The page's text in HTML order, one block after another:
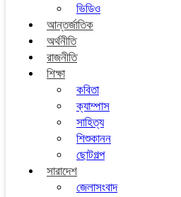
ভিডিও
আন্তর্জাতিক
অর্থনীতি
রাজনীতি
শিক্ষা
কবিতা
ক্যাম্পাস
সাহিত্য
শিশুকানন
ছোটগল্প
সারাদেশ
জেলাসংবাদ